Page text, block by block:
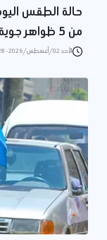
حالة الطقس
من 5 ظواهر جوية
الأحد 02/أغسطس/2026 - 09:28 ص